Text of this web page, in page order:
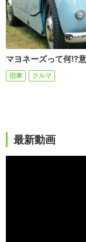
マヨネーズって何!?
旧車 クルマ
最新動画